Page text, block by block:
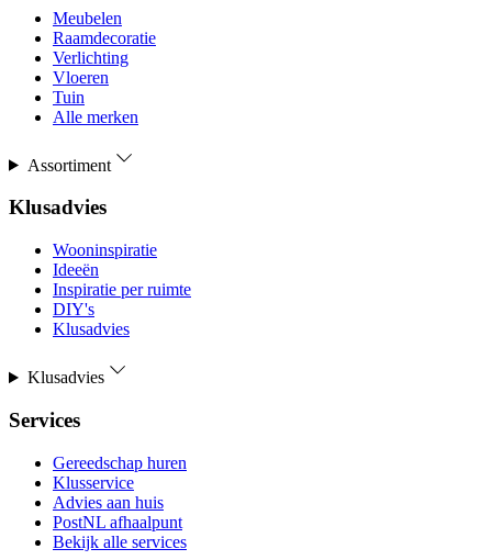
Meubelen
Raamdecoratie
Verlichting
Vloeren
Tuin
Alle merken
Assortiment
Klusadvies
Wooninspiratie
Ideeën
Inspiratie per ruimte
DIY's
Klusadvies
Klusadvies
Services
Gereedschap huren
Klusservice
Advies aan huis
PostNL afhaalpunt
Bekijk alle services